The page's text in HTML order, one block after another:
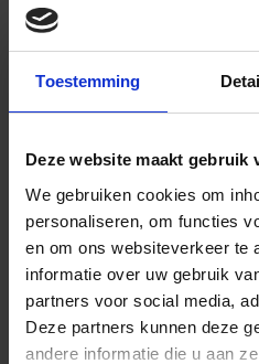
Toestemming
Deze website maakt gebruik
We gebruiken cookies om
personaliseren, om functies
en om ons websiteverkeer te
informatie over uw gebruik
partners voor social media,
Deze partners kunnen deze
andere informatie die u aan